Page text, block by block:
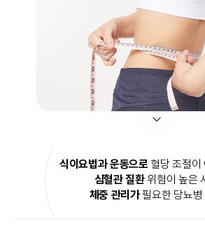
식이요법과 운동으로 혈당 조절이
심혈관 질환위험이 높은
체중 관리가필요한 당뇨병